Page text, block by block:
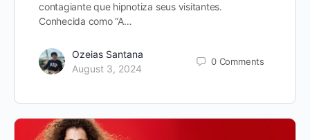
contagiante que hipnotiza seus visitantes.
Conhecida como “A…
Ozeias Santana
August 3, 2024
0 Comments